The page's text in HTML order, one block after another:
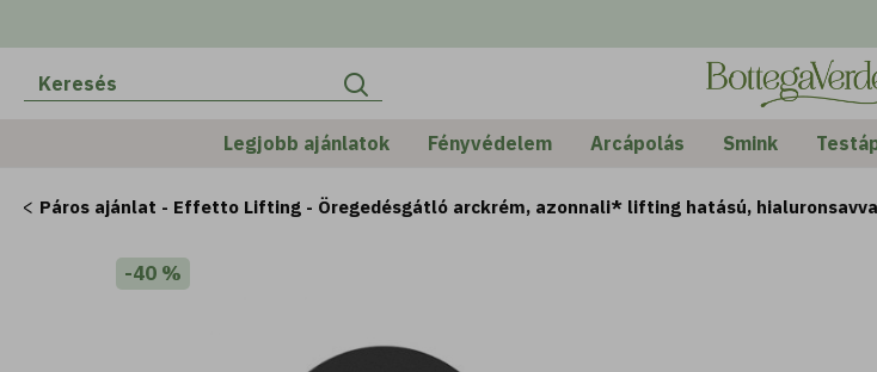
Legjobb ajánlatok Fényvédelem Arcápolás Smink
Páros ajánlat - Effetto Lifting - Öregedésgátló arckrém, azonnali* lifting hatású,
-40 %